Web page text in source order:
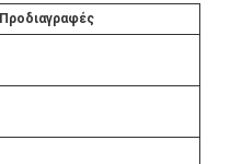
Προδιαγραφές